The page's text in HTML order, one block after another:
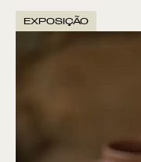
EXPOSIÇÃO